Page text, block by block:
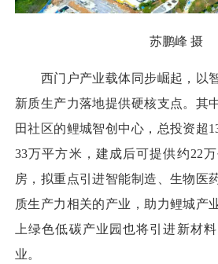
苏鹏峰 摄
西门户产业载体同步崛起，以
新质生产力落地提供硬核支点。其
田社区的鲤城智创中心，总投资超
33万平方米，建成后可提供约22
房，拟重点引进智能制造、生物医
质生产力相关的产业，助力鲤城产
上绿色低碳产业园也将引进新材
业。